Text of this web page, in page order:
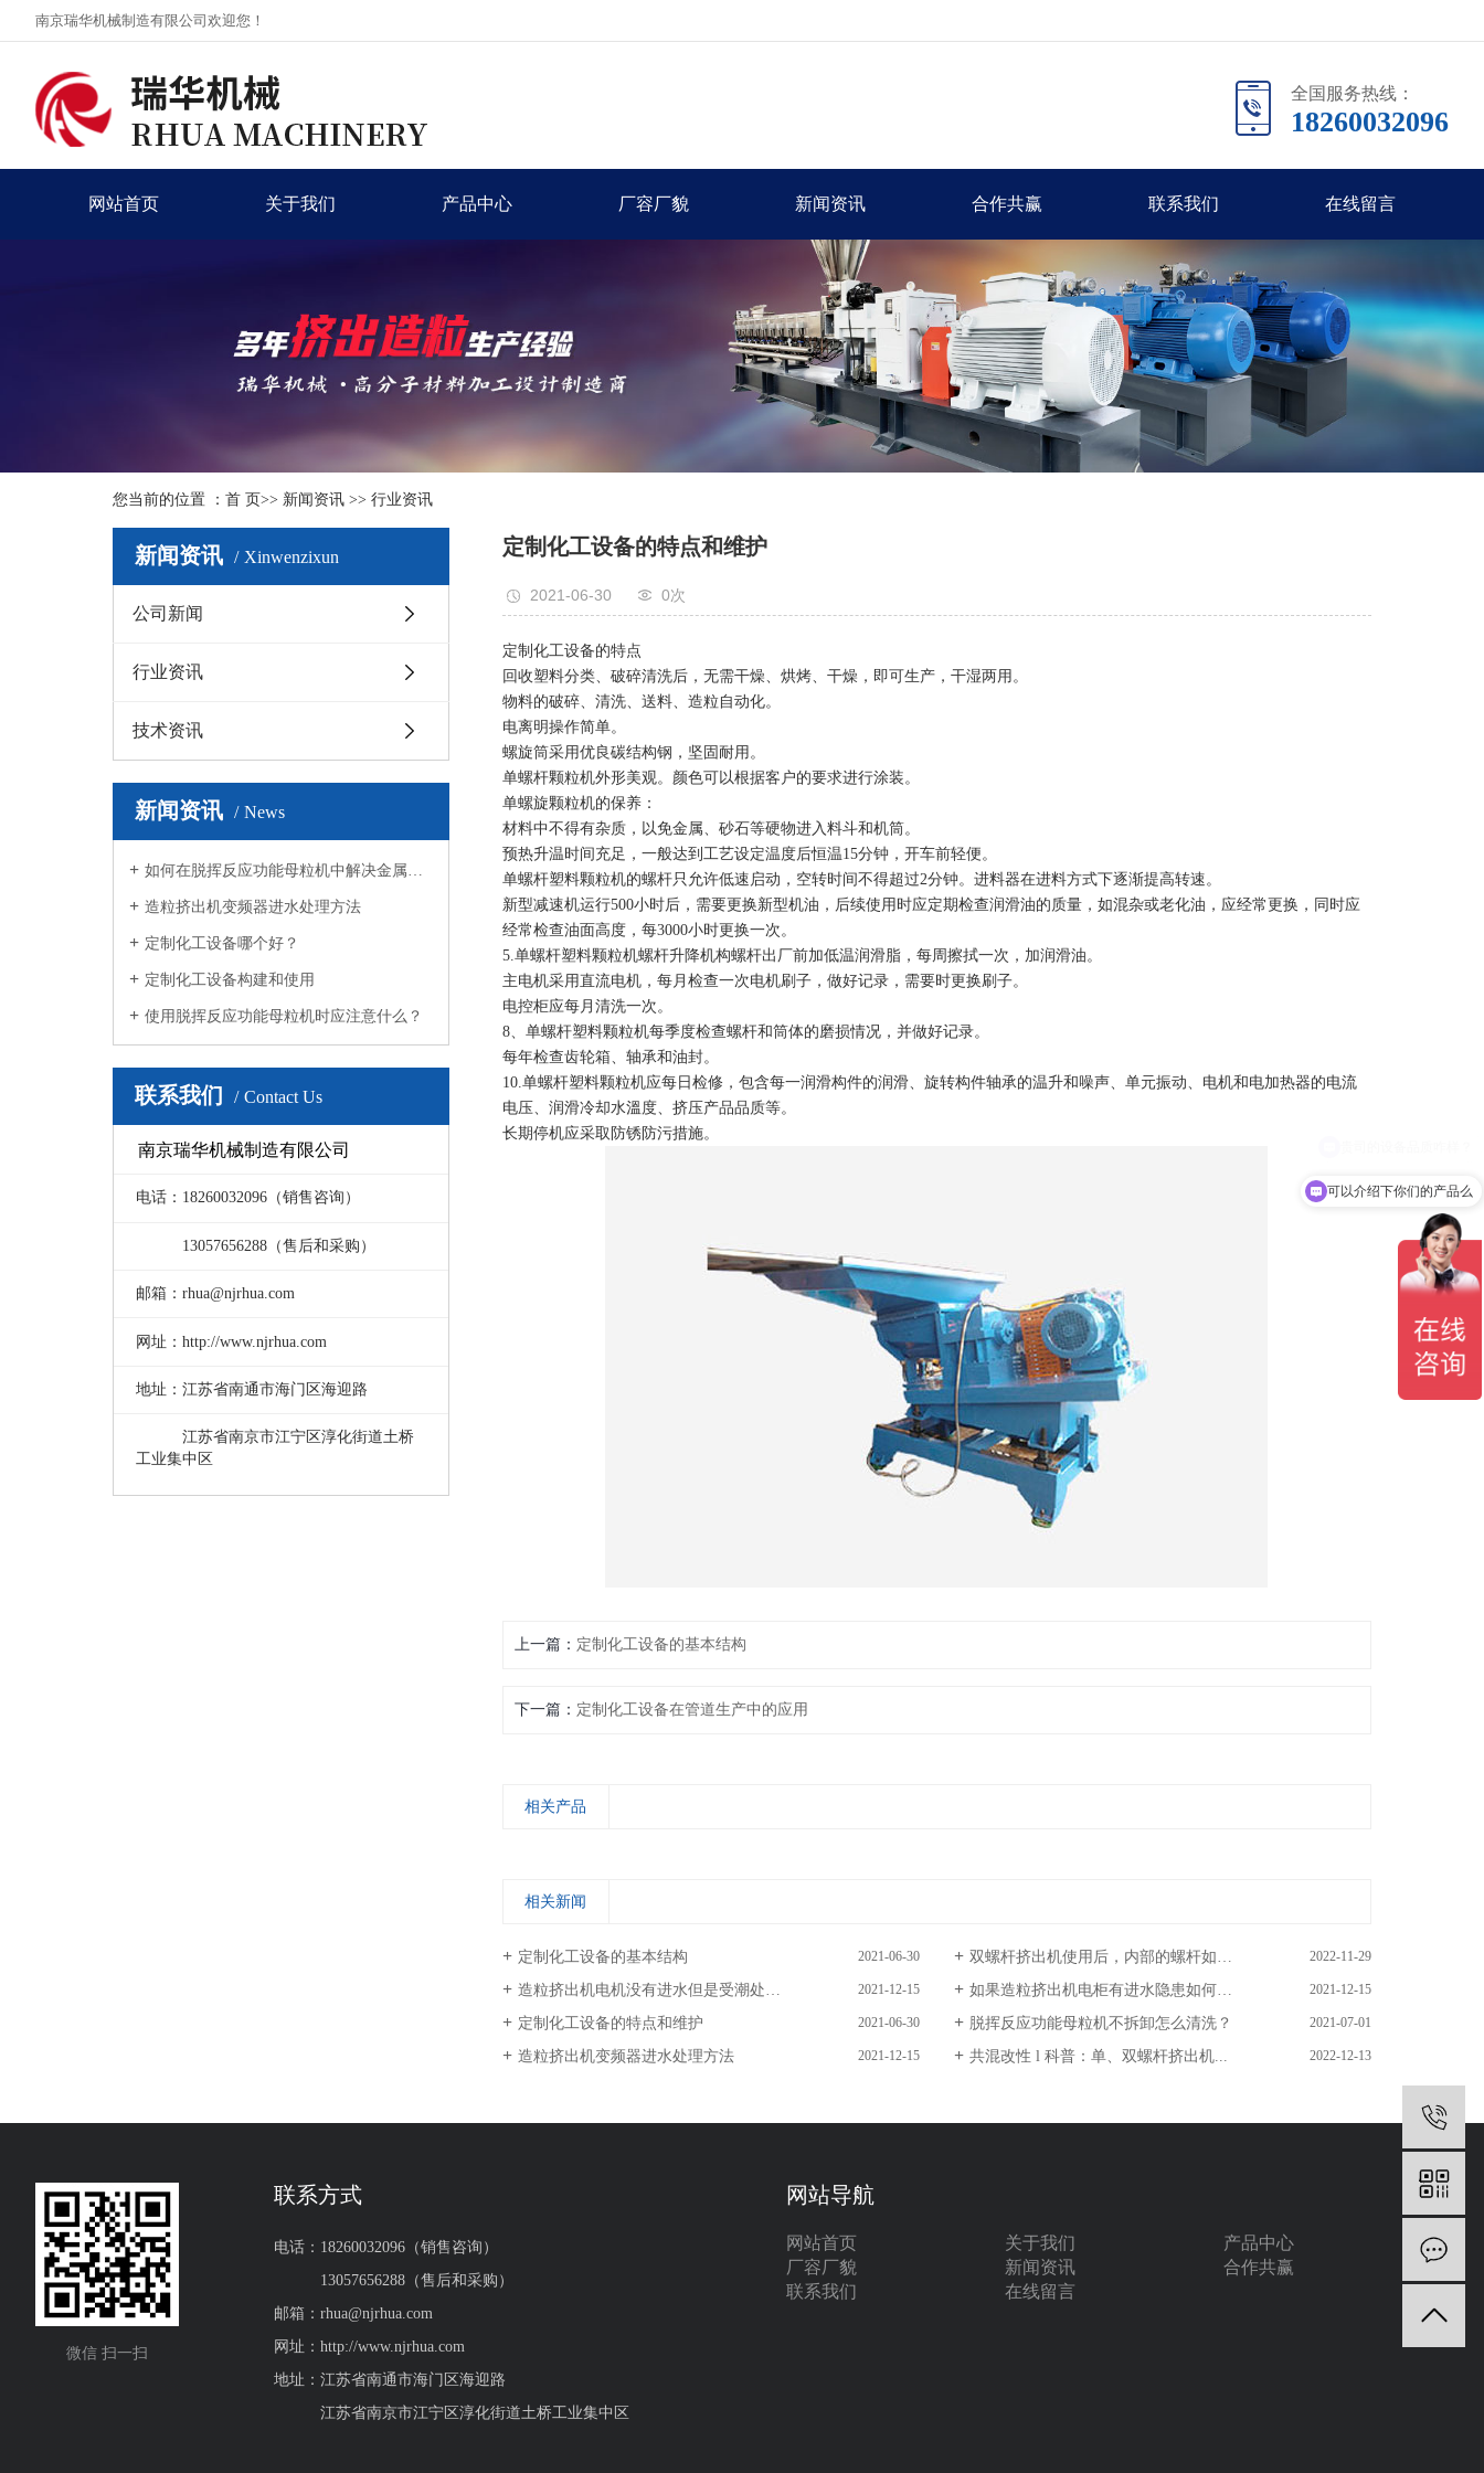
南京瑞华机械制造有限公司欢迎您！
全国服务热线：
18260032096
网站首页 关于我们 产品中心 厂容厂貌 新闻资讯 合作共赢 联系我们 在线留言
您当前的位置 ： 首 页>> 新闻资讯 >> 行业资讯
新闻资讯 Xinwenzixun
公司新闻
行业资讯
技术资讯
新闻资讯 News
如何在脱挥反应功能母粒机中解决金属材...
造粒挤出机变频器进水处理方法
定制化工设备哪个好？
定制化工设备构建和使用
使用脱挥反应功能母粒机时应注意什么？
联系我们 Contact Us
南京瑞华机械制造有限公司
电话：18260032096（销售咨询）
13057656288（售后和采购）
邮箱：rhua@njrhua.com
网址：http://www.njrhua.com
地址：江苏省南通市海门区海迎路
江苏省南京市江宁区淳化街道土桥
工业集中区
定制化工设备的特点和维护
2021-06-30 0次
定制化工设备的特点
回收塑料分类、破碎清洗后，无需干燥、烘烤、干燥，即可生产，干湿两用。
物料的破碎、清洗、送料、造粒自动化。
电离明操作简单。
螺旋筒采用优良碳结构钢，坚固耐用。
单螺杆颗粒机外形美观。颜色可以根据客户的要求进行涂装。
单螺旋颗粒机的保养：
材料中不得有杂质，以免金属、砂石等硬物进入料斗和机筒。
预热升温时间充足，一般达到工艺设定温度后恒温15分钟，开车前轻便。
单螺杆塑料颗粒机的螺杆只允许低速启动，空转时间不得超过2分钟。进料器在进料方式下逐渐提高转速。
新型减速机运行500小时后，需要更换新型机油，后续使用时应定期检查润滑油的质量，如混杂或老化油，应经常更换，同时应
经常检查油面高度，每3000小时更换一次。
5.单螺杆塑料颗粒机螺杆升降机构螺杆出厂前加低温润滑脂，每周擦拭一次，加润滑油。
主电机采用直流电机，每月检查一次电机刷子，做好记录，需要时更换刷子。
电控柜应每月清洗一次。
8、单螺杆塑料颗粒机每季度检查螺杆和筒体的磨损情况，并做好记录。
每年检查齿轮箱、轴承和油封。
10.单螺杆塑料颗粒机应每日检修，包含每一润滑构件的润滑、旋转构件轴承的温升和噪声、单元振动、电机和电加热器的电流
电压、润滑冷却水溫度、挤压产品品质等。
长期停机应采取防锈防污措施。
上一篇： 定制化工设备的基本结构
下一篇： 定制化工设备在管道生产中的应用
相关产品
相关新闻
定制化工设备的基本结构 2021-06-30 双螺杆挤出机使用后，内部的螺杆如何清... 2022-11-29
造粒挤出机电机没有进水但是受潮处理方... 2021-12-15 如果造粒挤出机电柜有进水隐患如何处理... 2021-12-15
定制化工设备的特点和维护 2021-06-30 脱挥反应功能母粒机不拆卸怎么清洗？ 2021-07-01
造粒挤出机变频器进水处理方法 2021-12-15 共混改性 l 科普：单、双螺杆挤出机... 2022-12-13
微信 扫一扫
联系方式
电话：18260032096（销售咨询）
13057656288（售后和采购）
邮箱：rhua@njrhua.com
网址：http://www.njrhua.com
地址：江苏省南通市海门区海迎路
江苏省南京市江宁区淳化街道土桥工业集中区
网站导航
网站首页 关于我们
产品中心
厂容厂貌
新闻资讯
合作共赢
联系我们
在线留言
可以介绍下你们的产品么